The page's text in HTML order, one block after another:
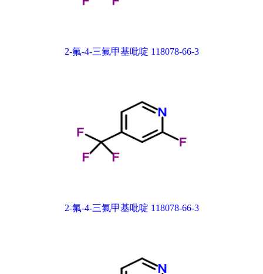
2-氟-4-三氟甲基吡啶 118078-66-3
2-氟-4-三氟甲基吡啶 118078-66-3